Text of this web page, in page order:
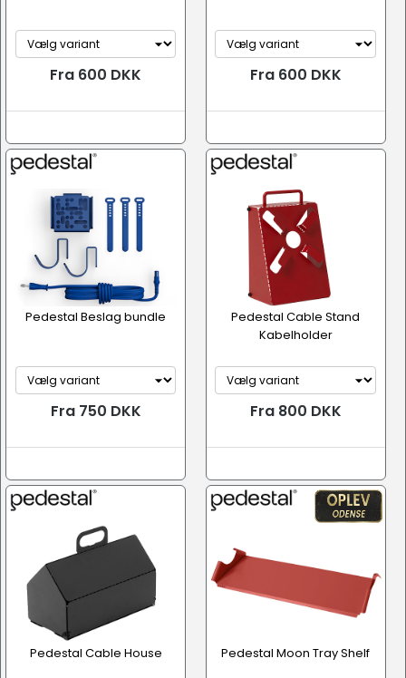
Fra 600 DKK Fra 600 DKK
Pedestal Beslag bundle
Fra 750 DKK
Pedestal Cable Stand
Kabelholder
Fra 800 DKK
Pedestal Cable House Pedestal Moon Tray Shelf